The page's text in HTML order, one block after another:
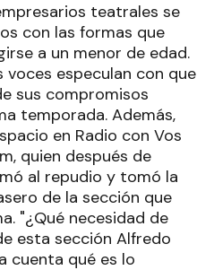
teatrales se
con las formas que
a un menor de edad.
voces especulan con que
sus compromisos
temporada. Además,
en Radio con Vos
quien después de
al repudio y tomó la
de la sección que
"¿Qué necesidad de
esta sección Alfredo
cuenta qué es lo